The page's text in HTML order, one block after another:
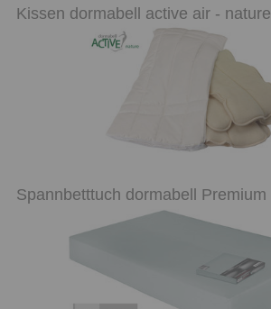
Kissen dormabell active air - nature
Spannbetttuch dormabell Premium